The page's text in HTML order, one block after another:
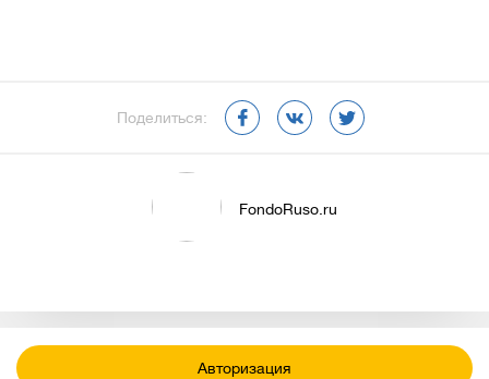
Поделиться:
FondoRuso.ru
Авторизация